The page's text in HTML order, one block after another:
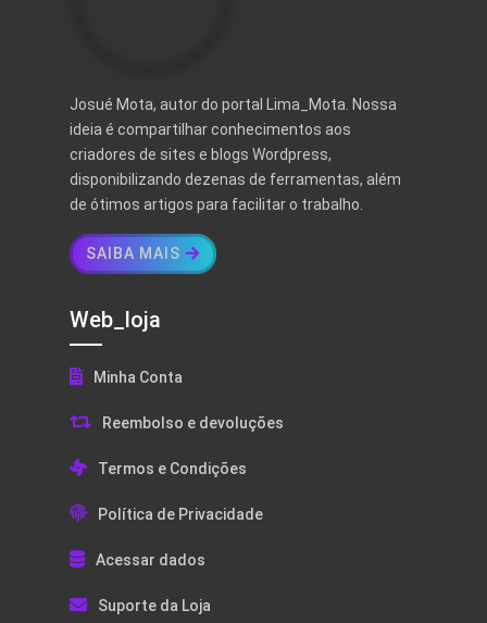
Josué Mota, autor do portal Lima_Mota. Nossa
ideia é compartilhar conhecimentos aos
criadores de sites e blogs Wordpress,
disponibilizando dezenas de ferramentas, além
de ótimos artigos para facilitar o trabalho.
SAIBA MAIS
Web_loja
Minha Conta
Reembolso e devoluções
Termos e Condições
Política de Privacidade
Acessar dados
Suporte da Loja